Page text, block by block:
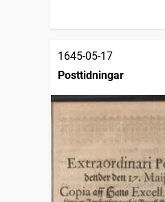
1645-05-17
Posttidningar